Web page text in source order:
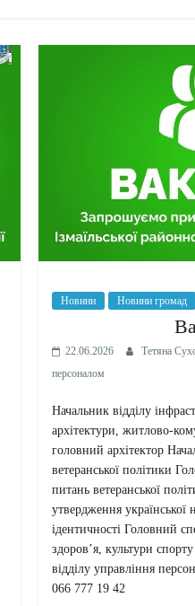
Новини Новини громад
22.06.2026 Тетяна
персоналом
Начальник відділу
архітектури, житлово-
головний архітектор
ветеранської політики
питань ветеранської
утвердження української
ідентичності Головний
здоров’я, культури
відділу управління
066 777 19 42